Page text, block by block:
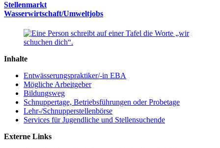
Stellenmarkt
Wasserwirtschaft/Umweltjobs
Inhalte
Entwässerungspraktiker/-in EBA
Mögliche Arbeitgeber
Bildungsweg
Schnuppertage, Betriebsführungen oder Probetage
Lehr-/Schnupperstellenbörse
Services für Jugendliche und Stellensuchende
Externe Links